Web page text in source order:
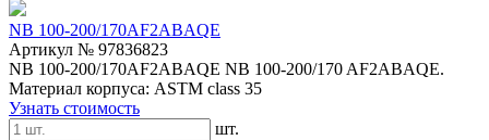
NB 100-200/170AF2ABAQE
Артикул № 97836823
NB 100-200/170AF2ABAQE NB 100-200/170 AF2ABAQE.
Материал корпуса: ASTM class 35
Узнать стоимость
шт.